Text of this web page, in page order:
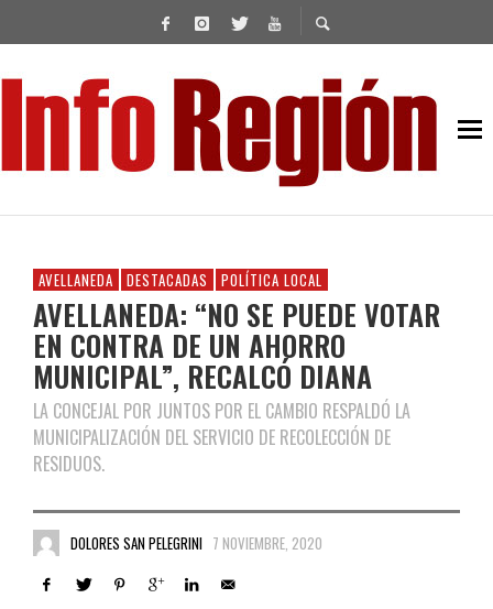
AVELLANEDA DESTACADAS POLÍTICA LOCAL
AVELLANEDA: “NO SE PUEDE VOTAR
EN CONTRA DE UN AHORRO
MUNICIPAL”, RECALCÓ DIANA
LA CONCEJAL POR JUNTOS POR EL CAMBIO RESPALDÓ LA
MUNICIPALIZACIÓN DEL SERVICIO DE RECOLECCIÓN DE
RESIDUOS.
DOLORES SAN PELEGRINI 7 NOVIEMBRE, 2020